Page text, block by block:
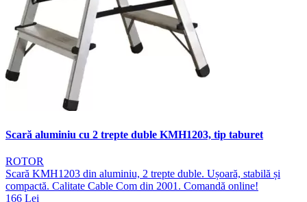
Scară aluminiu cu 2 trepte duble KMH1203, tip taburet
ROTOR
Scară KMH1203 din aluminiu, 2 trepte duble. Ușoară, stabilă și
compactă. Calitate Cable Com din 2001. Comandă online!
166 Lei